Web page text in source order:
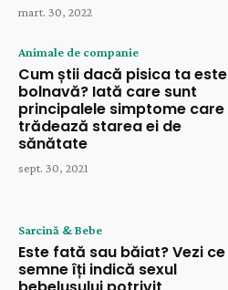
mart. 30, 2022
Animale de companie
Cum știi dacă pisica ta este
bolnavă? Iată care sunt
principalele simptome care
trădează starea ei de
sănătate
sept. 30, 2021
Sarcină & Bebe
Este fată sau băiat? Vezi ce
semne îți indică sexul